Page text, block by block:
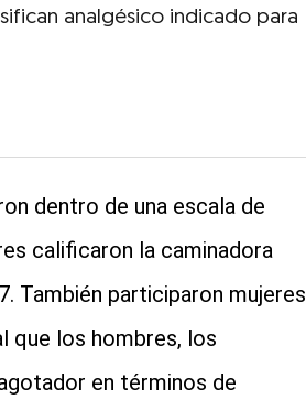
analgésico indicado para
dentro de una escala de
calificaron la caminadora
También participaron mujeres
que los hombres, los
en términos de